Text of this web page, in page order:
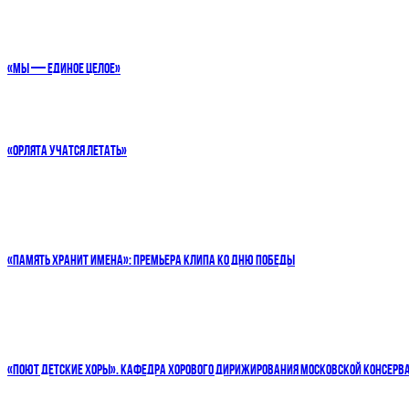
«МЫ — ЕДИНОЕ ЦЕЛОЕ»
«ОРЛЯТА УЧАТСЯ ЛЕТАТЬ»
«ПАМЯТЬ ХРАНИТ ИМЕНА»: ПРЕМЬЕРА КЛИПА КО ДНЮ ПОБЕДЫ
«ПОЮТ ДЕТСКИЕ ХОРЫ». КАФЕДРА ХОРОВОГО ДИРИЖИРОВАНИЯ МОСКОВСКОЙ